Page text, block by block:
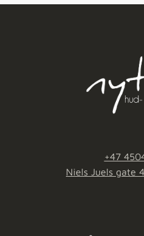
+47
Niels Juels gate